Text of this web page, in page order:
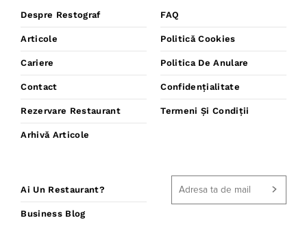
Despre Restograf
Articole
Cariere
Contact
Rezervare Restaurant
Arhivă Articole
FAQ
Politică Cookies
Politica De Anulare
Confidențialitate
Termeni Și Condiții
Ai Un Restaurant?
Business Blog